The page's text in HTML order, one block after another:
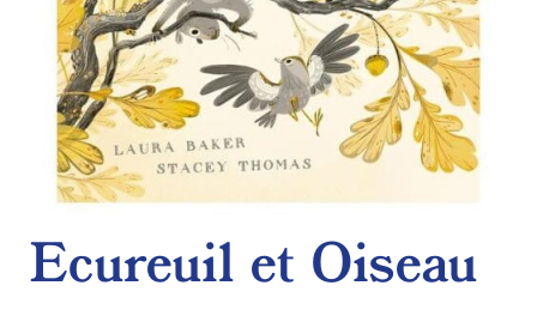
Ecureuil et Oiseau